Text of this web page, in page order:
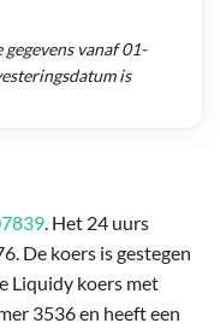
. Het 24 uurs
De koers is gestegen
Liquidy koers met
3536 en heeft een
vanaf01-
is